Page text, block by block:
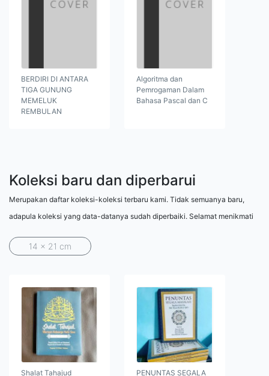
BERDIRI DI ANTARA
TIGA GUNUNG
MEMELUK
REMBULAN
Algoritma dan
Pemrogaman Dalam
Bahasa Pascal dan C
Koleksi baru dan diperbarui
Merupakan daftar koleksi-koleksi terbaru kami. Tidak semuanya baru,
adapula koleksi yang data-datanya sudah diperbaiki. Selamat menikmati
14 x 21 cm
Shalat Tahajud PENUNTAS SEGALA